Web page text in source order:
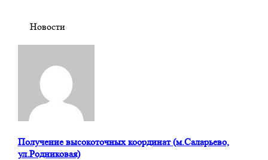
Новости
Получение высокоточных координат (м.Саларьево,
ул.Родниковая)